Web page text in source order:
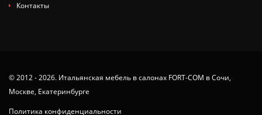
Контакты
© 2012 - 2026. Итальянская мебель в салонах FORT-COM в Сочи,
Москве, Екатеринбурге
Политика конфиденциальности